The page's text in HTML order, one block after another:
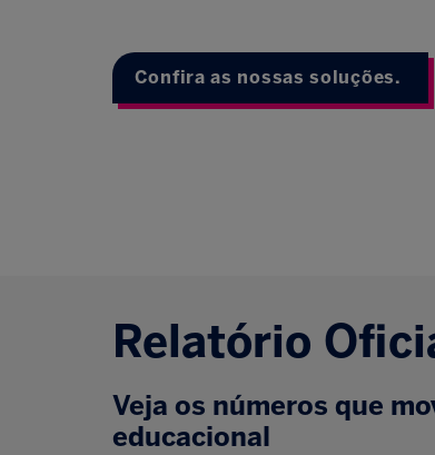
Confira as nossas soluções.
Relatório
Veja os números que
educacional